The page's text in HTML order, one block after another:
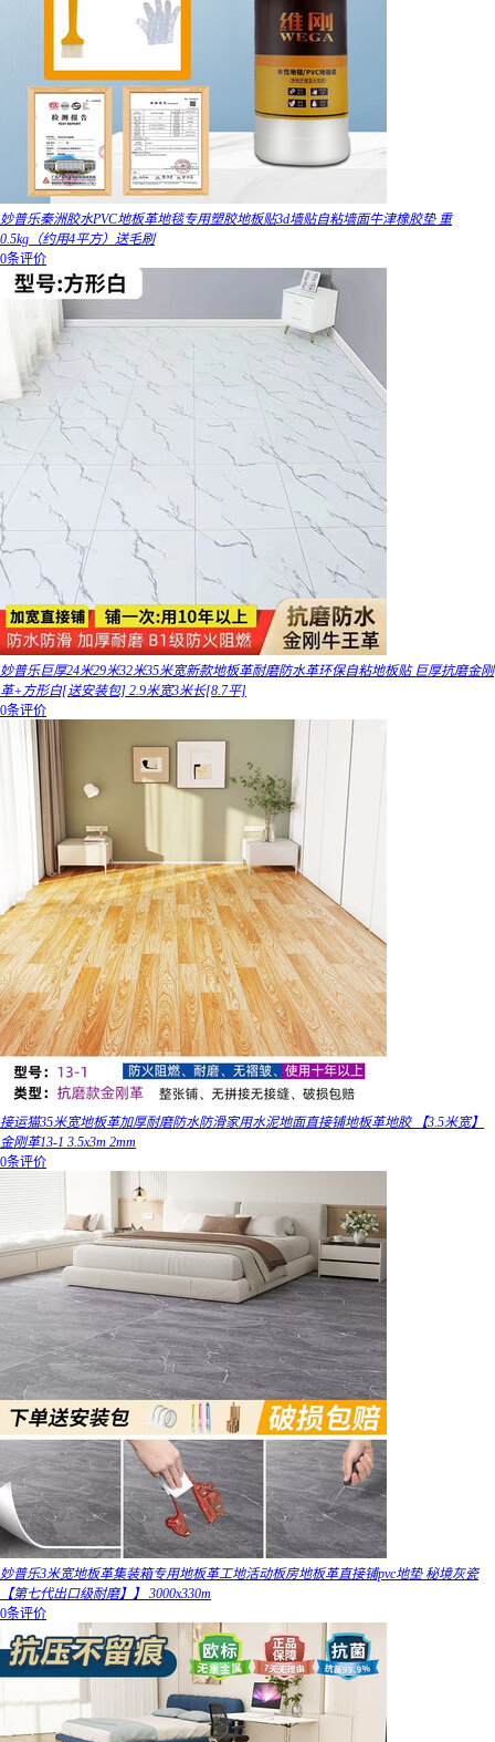
妙普乐秦洲胶水PVC地板革地毯专用塑胶地板贴3d墙贴自粘墙面牛津橡胶垫 重
0.5kg（约用4平方）送毛刷
0条评价
妙普乐巨厚24米29米32米35米宽新款地板革耐磨防水革环保自粘地板贴 巨厚抗磨金刚
革+方形白[送安装包] 2.9米宽3米长[8.7平]
0条评价
接运猫35米宽地板革加厚耐磨防水防滑家用水泥地面直接铺地板革地胶 【3.5米宽】
金刚革13-1 3.5x3m 2mm
0条评价
妙普乐3米宽地板革集装箱专用地板革工地活动板房地板革直接铺pvc地垫 秘境灰瓷
【第七代出口级耐磨】】 3000x330m
0条评价